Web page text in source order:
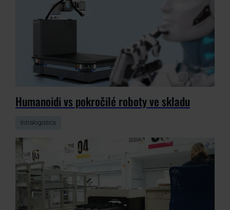
Humanoidi vs pokročilé roboty ve skladu
Intralogistics